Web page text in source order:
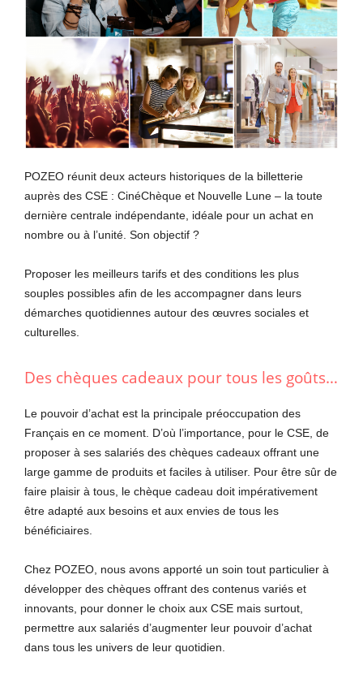
POZEO réunit deux acteurs historiques de la billetterie
auprès des CSE : CinéChèque et Nouvelle Lune – la toute
dernière centrale indépendante, idéale pour un achat en
nombre ou à l’unité. Son objectif ?
Proposer les meilleurs tarifs et des conditions les plus
souples possibles afin de les accompagner dans leurs
démarches quotidiennes autour des œuvres sociales et
culturelles.
Des chèques cadeaux pour tous les goûts…
Le pouvoir d’achat est la principale préoccupation des
Français en ce moment. D’où l’importance, pour le CSE, de
proposer à ses salariés des chèques cadeaux offrant une
large gamme de produits et faciles à utiliser. Pour être sûr de
faire plaisir à tous, le chèque cadeau doit impérativement
être adapté aux besoins et aux envies de tous les
bénéficiaires.
Chez POZEO, nous avons apporté un soin tout particulier à
développer des chèques offrant des contenus variés et
innovants, pour donner le choix aux CSE mais surtout,
permettre aux salariés d’augmenter leur pouvoir d’achat
dans tous les univers de leur quotidien.